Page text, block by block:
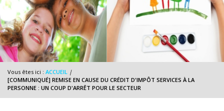
Vous êtes ici : ACCUEIL |
[COMMUNIQUÉ] REMISE EN CAUSE DU CRÉDIT D'IMPÔT SERVICES À LA
PERSONNE : UN COUP D'ARRÊT POUR LE SECTEUR